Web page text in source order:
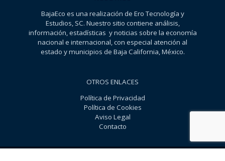
BajaEco es una realización de Ero Tecnología y
Estudios, SC. Nuestro sitio contiene análisis,
información, estadísticas y noticias sobre la economía
nacional e internacional, con especial atención al
estado y municipios de Baja California, México.
OTROS ENLACES
Política de Privacidad
Política de Cookies
Aviso Legal
Contacto